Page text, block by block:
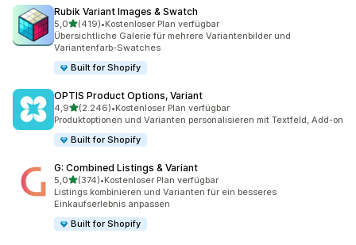
Rubik Variant Images & Swatch
5,0von 5 Sternen
(419)
419 Rezensionen insgesamt
•Kostenloser Plan verfügbar
Übersichtliche Galerie für mehrere Variantenbilder und
Variantenfarb-Swatches
Built for Shopify
OPTIS Product Options, Variant
4,9von 5 Sternen
(2.246)
2246 Rezensionen insgesamt
•Kostenloser Plan verfügbar
Produktoptionen und Varianten personalisieren mit Textfeld, Add-on
Built for Shopify
G: Combined Listings & Variant
5,0von 5 Sternen
(374)
374 Rezensionen insgesamt
•Kostenloser Plan verfügbar
Listings kombinieren und Varianten für ein besseres
Einkaufserlebnis anpassen
Built for Shopify